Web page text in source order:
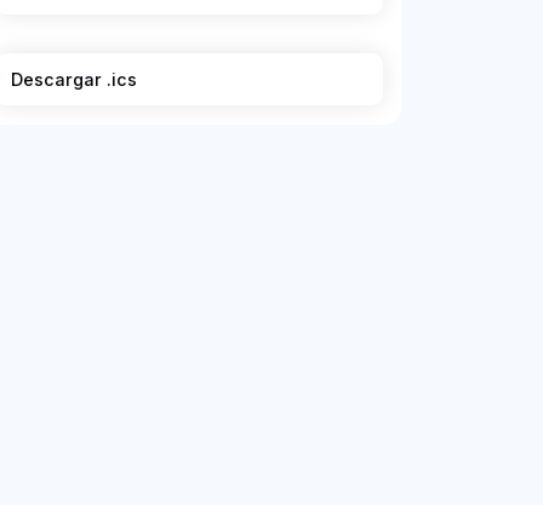
Descargar .ics